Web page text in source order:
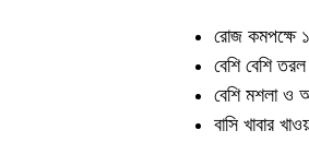
রোজ কমপক্ষে
বেশি বেশি
বেশি মশলা ও
বাসি খাবার